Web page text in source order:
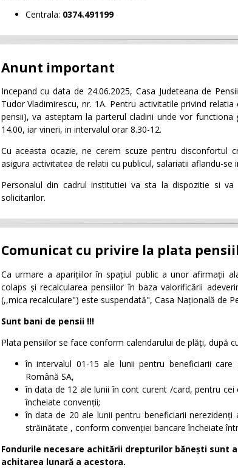
Centrala: 0374.491199
Anunt important
Incepand cu data de 24.06.2025, Casa Judeteana de
Tudor Vladimirescu, nr. 1A. Pentru activitatile privind
pensii), va asteptam la parterul cladirii unde vor
14.00, iar vineri, in intervalul orar 8.30-12.
Cu aceasta ocazie, ne cerem scuze pentru
asigura activitatea de relatii cu publicul, salariatii aflandu-se
Personalul din cadrul institutiei va sta la dispozitie si
solicitarilor.
Comunicat cu privire la plata
Ca urmare a aparițiilor în spațiul public a unor afirmații
colaps și recalcularea pensiilor în baza valorificării
(,,mica recalculare") este suspendată", Casa Națională de
Sunt bani de pensii !!!
Plata pensiilor se face conform calendarului de plăți, după
în intervalul 01-15 ale lunii pentru beneficiarii
Română SA,
în data de 12 ale lunii în cont curent /card, pentru
încheiate convenții;
în data de 20 ale lunii pentru beneficiarii
străinătate , conform convenției bancare încheiate
Fondurile necesare achitării drepturilor bănești sunt
achitarea lunară a acestora.